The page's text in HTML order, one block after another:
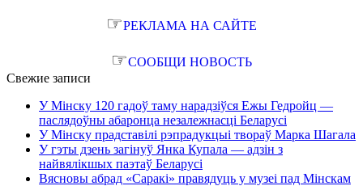
☞РЕКЛАМА НА САЙТЕ
☞СООБЩИ НОВОСТЬ
Свежие записи
У Мінску 120 гадоў таму нарадзіўся Ежы Гедройц —
паслядоўны абаронца незалежнасці Беларусі
У Мінску прадставілі рэпрадукцыі твораў Марка Шагала
У гэты дзень загінуў Янка Купала — адзін з
найвялікшых паэтаў Беларусі
Вясновы абрад «Саракі» правядуць у музеі пад Мінскам